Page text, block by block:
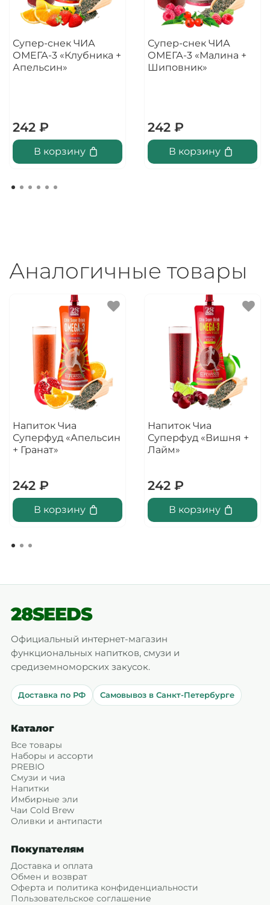
Супер-снек ЧИА
ОМЕГА-3 «Клубника +
Апельсин»
242 ₽
В корзину
Супер-снек ЧИА
ОМЕГА-3 «Малина +
Шиповник»
242 ₽
В корзину
Аналогичные товары
Напиток Чиа
Суперфуд «Апельсин
+ Гранат»
242 ₽
В корзину
Напиток Чиа
Суперфуд «Вишня +
Лайм»
242 ₽
В корзину
28SEEDS
Официальный интернет-магазин
функциональных напитков, смузи и
средиземноморских закусок.
Доставка по РФ Самовывоз в Санкт-Петербурге
Каталог
Все товары
Наборы и ассорти
PREBIO
Смузи и чиа
Напитки
Имбирные эли
Чаи Cold Brew
Оливки и антипасти
Покупателям
Доставка и оплата
Обмен и возврат
Оферта и политика конфиденциальности
Пользовательское соглашение